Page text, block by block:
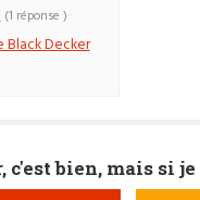
(1 réponse )
Decker
c'est bien, mais si